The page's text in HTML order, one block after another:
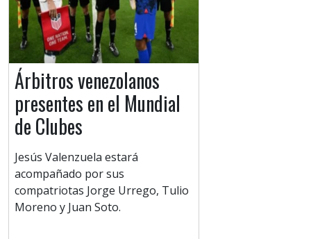
Árbitros venezolanos
presentes en el Mundial
de Clubes
Jesús Valenzuela estará
acompañado por sus
compatriotas Jorge Urrego, Tulio
Moreno y Juan Soto.